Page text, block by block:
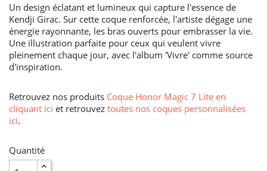
Un design éclatant et lumineux qui capture l'essence de
Kendji Girac. Sur cette coque renforcée, l'artiste dégage une
énergie rayonnante, les bras ouverts pour embrasser la vie.
Une illustration parfaite pour ceux qui veulent vivre
pleinement chaque jour, avec l'album 'Vivre' comme source
d'inspiration.
Retrouvez nos produits Coque Honor Magic 7 Lite en
cliquant ici et retrouvez toutes nos coques personnalisées
ici.
Quantité